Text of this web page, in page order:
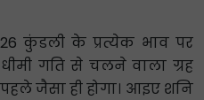
कुंडली के प्रत्येक भाव पर
गति से चलने वाला ग्रह
जैसा ही होगा। आइए शनि